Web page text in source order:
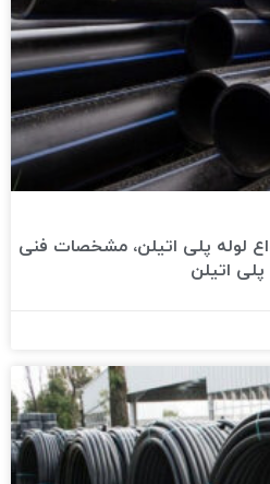
لوله پلی اتیلن، مشخصات فنی
اتیلن